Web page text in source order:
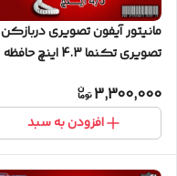
مانیتور آیفون تصویری دربازکن
تصویری تکنما 4.3 اینچ حافظه
3,300,000
افزودن به سبد